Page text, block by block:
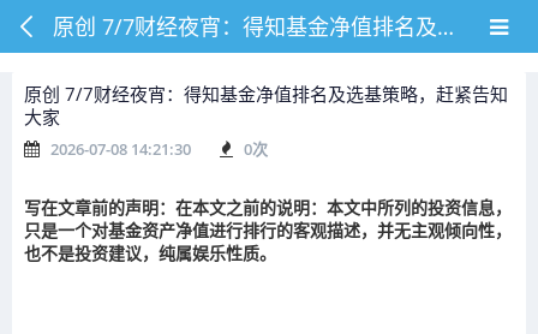
原创 7/7财经夜宵：得知基金净值排名及选基策略，赶紧告知大家
原创 7/7财经夜宵：得知基金净值排名及选基策略，赶紧告知
大家
2026-07-08 14:21:30 0次
写在文章前的声明：在本文之前的说明：本文中所列的投资信息，
只是一个对基金资产净值进行排行的客观描述，并无主观倾向性，
也不是投资建议，纯属娱乐性质。